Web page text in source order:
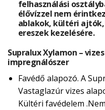
felhasználási
élővízzel nem
ablakok, kültéri
ereszek kezelésére.
Supralux Xylamon –
impregnálószer
Favédő alapozó. A
Vastaglazúr vizes
Kültéri favédelem